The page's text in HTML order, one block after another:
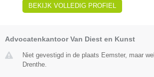
BEKIJK VOLLEDIG PROFIEL
Advocatenkantoor Van Diest en Kunst
Niet gevestigd in de plaats Eemster, maar
Drenthe.